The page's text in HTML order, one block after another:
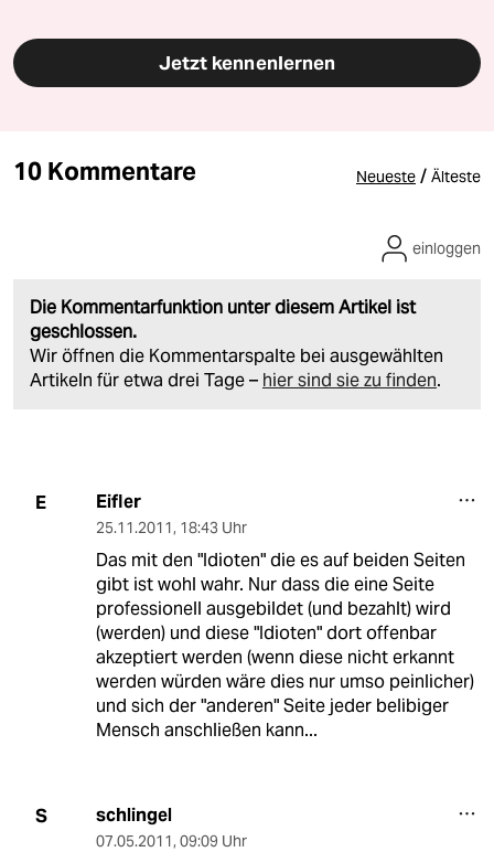
Jetzt kennenlernen
10 Kommentare Neueste / Älteste
Die Kommentarfunktion unter diesem Artikel ist
geschlossen.
Wir öffnen die Kommentarspalte bei ausgewählten
Artikeln für etwa drei Tage – hier sind sie zu finden.
einloggen
E Eifler
25.11.2011, 18:43 Uhr
Das mit den "Idioten" die es auf beiden Seiten
gibt ist wohl wahr. Nur dass die eine Seite
professionell ausgebildet (und bezahlt) wird
(werden) und diese "Idioten" dort offenbar
akzeptiert werden (wenn diese nicht erkannt
werden würden wäre dies nur umso peinlicher)
und sich der "anderen" Seite jeder belibiger
Mensch anschließen kann...
S schlingel
07.05.2011, 09:09 Uhr